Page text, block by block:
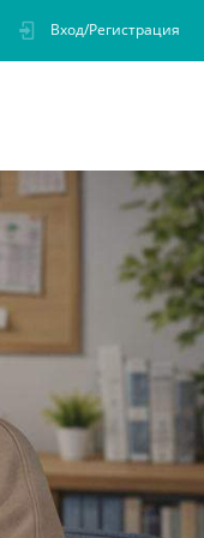
Вход/Регистрация